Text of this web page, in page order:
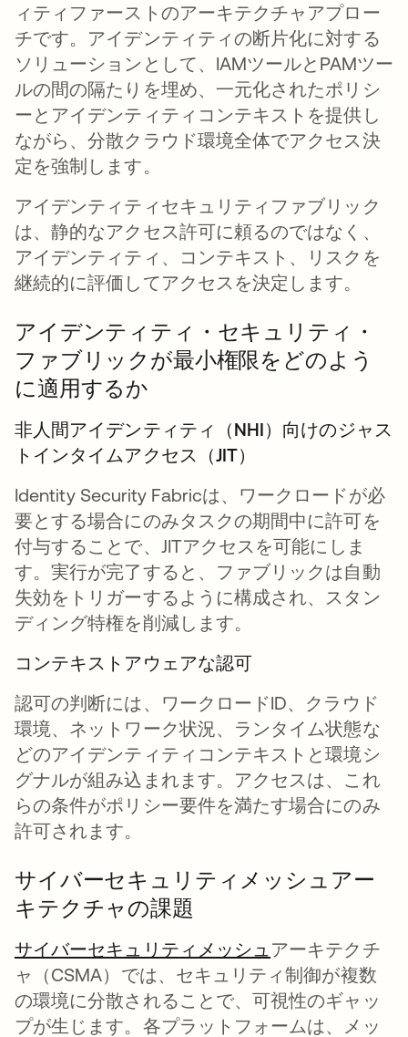
ィティファーストのアーキテクチャアプロー
チです。アイデンティティの断片化に対する
ソリューションとして、IAMツールとPAMツー
ルの間の隔たりを埋め、一元化されたポリシ
ーとアイデンティティコンテキストを提供し
ながら、分散クラウド環境全体でアクセス決
定を強制します。
アイデンティティセキュリティファブリック
は、静的なアクセス許可に頼るのではなく、
アイデンティティ、コンテキスト、リスクを
継続的に評価してアクセスを決定します。
アイデンティティ・セキュリティ・
ファブリックが最小権限をどのよう
に適用するか
非人間アイデンティティ（NHI）向けのジャス
トインタイムアクセス（JIT）
Identity Security Fabricは、ワークロードが必
要とする場合にのみタスクの期間中に許可を
付与することで、JITアクセスを可能にしま
す。実行が完了すると、ファブリックは自動
失効をトリガーするように構成され、スタン
ディング特権を削減します。
コンテキストアウェアな認可
認可の判断には、ワークロードID、クラウド
環境、ネットワーク状況、ランタイム状態な
どのアイデンティティコンテキストと環境シ
グナルが組み込まれます。アクセスは、これ
らの条件がポリシー要件を満たす場合にのみ
許可されます。
サイバーセキュリティメッシュアー
キテクチャの課題
サイバーセキュリティメッシュ アーキテクチ
ャ（CSMA）では、セキュリティ制御が複数
の環境に分散されることで、可視性のギャッ
プが生じます。各プラットフォームは、メッ